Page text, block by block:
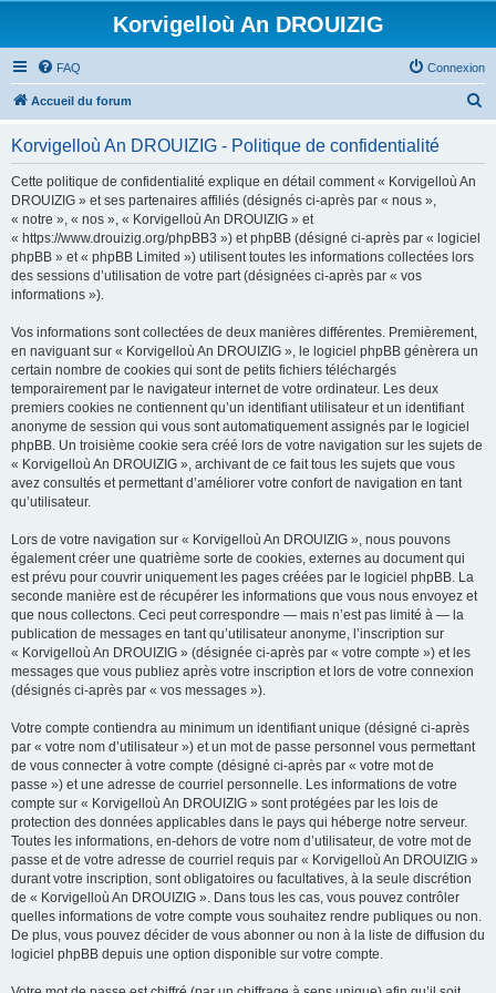
Korvigelloù An DROUIZIG
FAQ Connexion
Accueil du forum
Korvigelloù An DROUIZIG - Politique de confidentialité
Cette politique de confidentialité explique en détail comment « Korvigelloù An
DROUIZIG » et ses partenaires affiliés (désignés ci-après par « nous »,
« notre », « nos », « Korvigelloù An DROUIZIG » et
« https://www.drouizig.org/phpBB3 ») et phpBB (désigné ci-après par « logiciel
phpBB » et « phpBB Limited ») utilisent toutes les informations collectées lors
des sessions d’utilisation de votre part (désignées ci-après par « vos
informations »).
Vos informations sont collectées de deux manières différentes. Premièrement,
en naviguant sur « Korvigelloù An DROUIZIG », le logiciel phpBB génèrera un
certain nombre de cookies qui sont de petits fichiers téléchargés
temporairement par le navigateur internet de votre ordinateur. Les deux
premiers cookies ne contiennent qu’un identifiant utilisateur et un identifiant
anonyme de session qui vous sont automatiquement assignés par le logiciel
phpBB. Un troisième cookie sera créé lors de votre navigation sur les sujets de
« Korvigelloù An DROUIZIG », archivant de ce fait tous les sujets que vous
avez consultés et permettant d’améliorer votre confort de navigation en tant
qu’utilisateur.
Lors de votre navigation sur « Korvigelloù An DROUIZIG », nous pouvons
également créer une quatrième sorte de cookies, externes au document qui
est prévu pour couvrir uniquement les pages créées par le logiciel phpBB. La
seconde manière est de récupérer les informations que vous nous envoyez et
que nous collectons. Ceci peut correspondre — mais n’est pas limité à — la
publication de messages en tant qu’utilisateur anonyme, l’inscription sur
« Korvigelloù An DROUIZIG » (désignée ci-après par « votre compte ») et les
messages que vous publiez après votre inscription et lors de votre connexion
(désignés ci-après par « vos messages »).
Votre compte contiendra au minimum un identifiant unique (désigné ci-après
par « votre nom d’utilisateur ») et un mot de passe personnel vous permettant
de vous connecter à votre compte (désigné ci-après par « votre mot de
passe ») et une adresse de courriel personnelle. Les informations de votre
compte sur « Korvigelloù An DROUIZIG » sont protégées par les lois de
protection des données applicables dans le pays qui héberge notre serveur.
Toutes les informations, en-dehors de votre nom d’utilisateur, de votre mot de
passe et de votre adresse de courriel requis par « Korvigelloù An DROUIZIG »
durant votre inscription, sont obligatoires ou facultatives, à la seule discrétion
de « Korvigelloù An DROUIZIG ». Dans tous les cas, vous pouvez contrôler
quelles informations de votre compte vous souhaitez rendre publiques ou non.
De plus, vous pouvez décider de vous abonner ou non à la liste de diffusion du
logiciel phpBB depuis une option disponible sur votre compte.